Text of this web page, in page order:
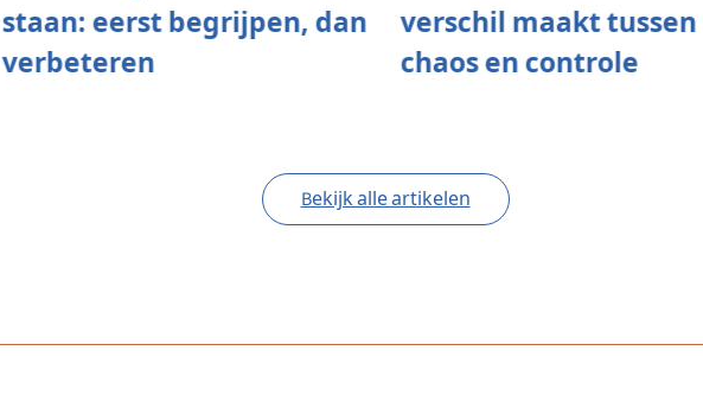
staan: eerst begrijpen, dan
verbeteren
verschil maakt tussen
chaos en controle
Bekijk alle artikelen